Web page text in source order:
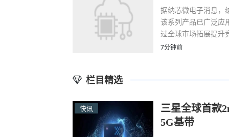
据纳芯微电子消息，
该系列产品已广泛应
过全球市场拓展提升
7分钟前
栏目精选
快讯
三星全球首款
5G基带